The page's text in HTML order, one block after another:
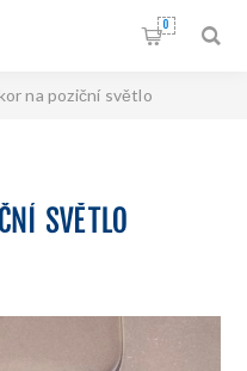
0
na poziční světlo
SVĚTLO